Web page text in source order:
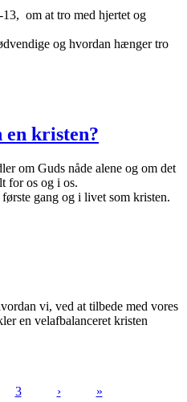
om at tro med hjertet og
og hvordan hænger tro
kristen?
om Guds nåde alene og om det
for os og i os.
gang og i livet som kristen.
vi, ved at tilbede med vores
en velafbalanceret kristen
3 › »